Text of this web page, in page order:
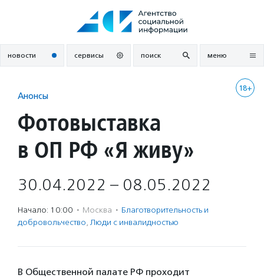
новости сервисы поиск меню
18+
Анонсы
Фотовыставка
в ОП РФ «Я живу»
30.04.2022 – 08.05.2022
Начало: 10:00 · Москва · Благотвори­тель­ность и
доброволь­чест­во, Люди с инвалидностью
В Общественной палате РФ проходит